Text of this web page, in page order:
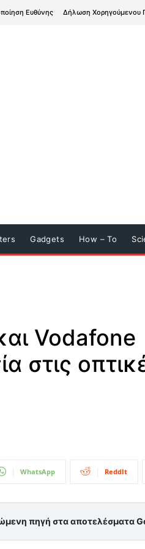
Ευθύνης Δήλωση Χορηγούμενου
Gadgets How – To
Vodafone
στις
WhatsApp ReddIt
πηγή στα αποτελέσματα